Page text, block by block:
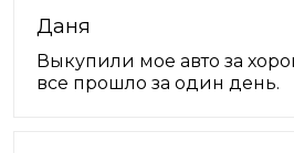
Даня
Выкупили мое авто за
все прошло за один день.